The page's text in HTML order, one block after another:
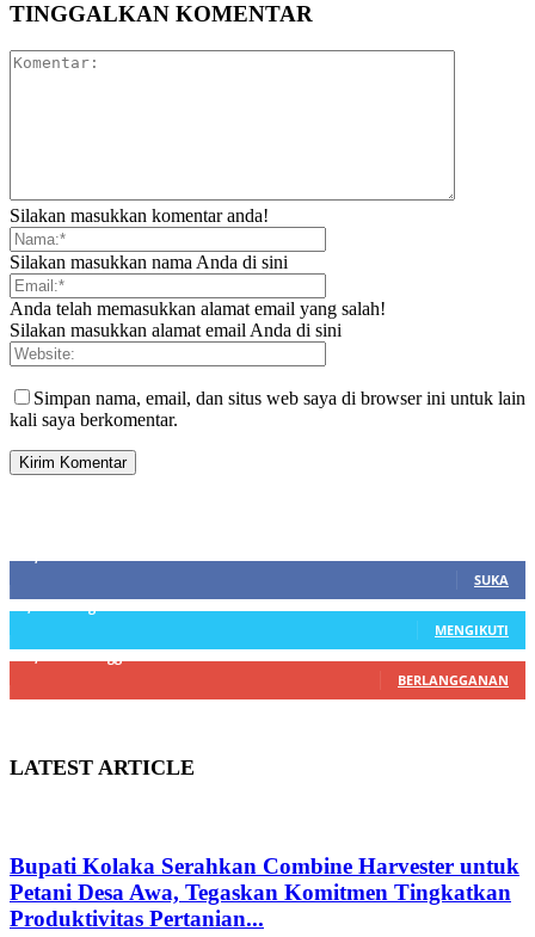
TINGGALKAN KOMENTAR
Silakan masukkan komentar anda!
Silakan masukkan nama Anda di sini
Anda telah memasukkan alamat email yang salah!
Silakan masukkan alamat email Anda di sini
Simpan nama, email, dan situs web saya di browser ini untuk lain
kali saya berkomentar.
SUKA
MENGIKUTI
BERLANGGANAN
LATEST ARTICLE
Bupati Kolaka Serahkan Combine Harvester untuk
Petani Desa Awa, Tegaskan Komitmen Tingkatkan
Produktivitas Pertanian...